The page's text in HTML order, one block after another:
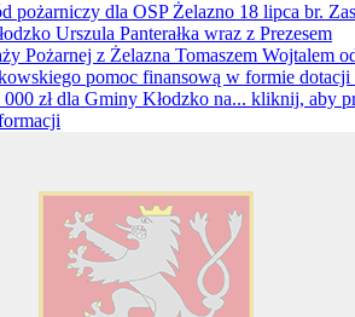
pożarniczy dla OSP Żelazno 18 lipca br.
Urszula Panterałka wraz z Prezesem
Pożarnej z Żelazna Tomaszem Wojtalem
pomoc finansową w formie
zł dla Gminy Kłodzko na... kliknij, aby